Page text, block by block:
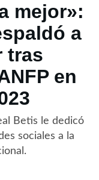
mejor»:
a
tras
en
Betis le dedicó
sociales a la